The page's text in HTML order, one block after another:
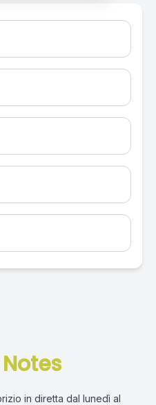
in diretta dal lunedì al